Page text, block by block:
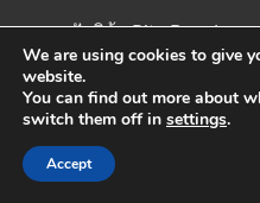
ขนมปังพิต้า Pita Bread นว
มาการิต้าพิซซ่า Pizza
ดั้งเดิม
ฟอกาเซีย Focaccia Bread
พิซซ่ามารินารา Pizza
We are using cookies to give
website.
You can find out more about
switch them off in settings.
Accept